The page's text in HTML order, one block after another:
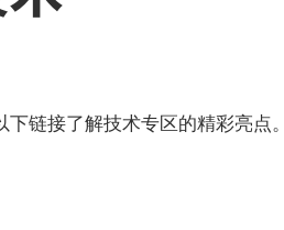
下链接了解技术专区的精彩亮点。